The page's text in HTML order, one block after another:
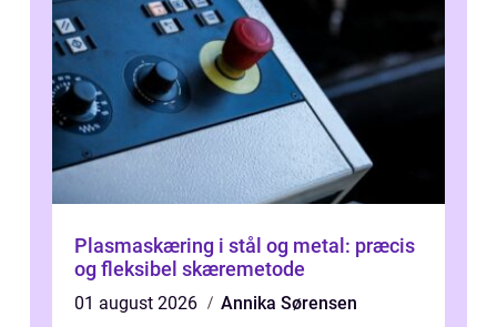
Plasmaskæring i stål og metal: præcis
og fleksibel skæremetode
01 august 2026
Annika Sørensen